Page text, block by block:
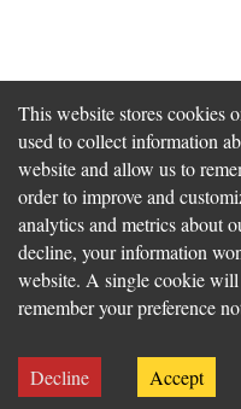
Previous Bash Script
Installer
NextAlfresco's Amps
Netlify
This website stores cookies
used to collect information
website and allow us to
order to improve and
analytics and metrics about
decline, your information
website. A single cookie
remember your preference
Decline Accept